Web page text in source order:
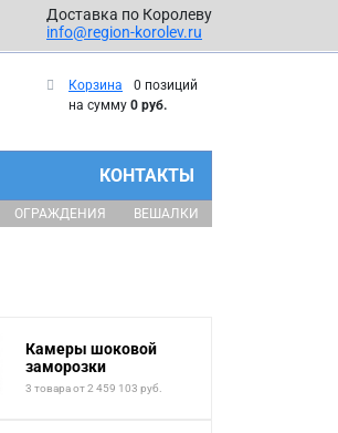
Доставка по Королеву
info@region-korolev.ru
Корзина
0 позиций
на сумму 0 руб.
КОНТАКТЫ
ОГРАЖДЕНИЯ ВЕШАЛКИ
Камеры шоковой
заморозки
3 товара от 2 459 103 руб.